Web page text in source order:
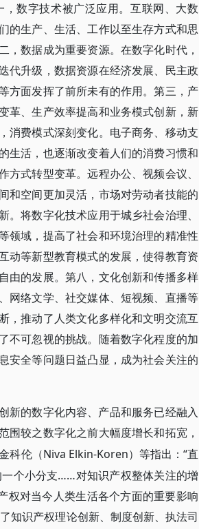
数字技术被广泛应用。互联网、大数
的生产、生活、工作以至生存方式和思
，数据成为重要资源。在数字化时代，
代升级，数据资源在经济发展、民主政
方面发挥了前所未有的作用。第三，产
革、生产效率提高和业务模式创新，新
消费模式深刻变化。电子商务、移动支
生活，也逐渐改变着人们的消费习惯和
式转型变革。远程办公、视频会议、
和空间更加灵活，市场对劳动者技能的
将数字化技术应用于城乡社会治理、
领域，提高了社会和环境治理的精准性
动等新型教育模式的发展，使得教育资
由的发展。第八，文化创新和传播多样
网络文学、社交媒体、短视频、直播等
，推动了人类文化多样化和文明交流互
不可忽视的挑战。随着数字化程度的加
安全等问题日益凸显，成为社会关注的
新的数字化内容、产品和服务已经融入
围较之数字化之前大幅度增长和拓宽，
科伦（Niva Elkin-Koren）等指出：“直
个小分支……对知识产权整体关注的增
权对当今人类生活各个方面的重要影响
知识产权理论创新、制度创新、执法司